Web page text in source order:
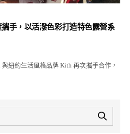
手，以活潑色彩打造特色露營系
紐約生活風格品牌 Kith 再次攜手合作，